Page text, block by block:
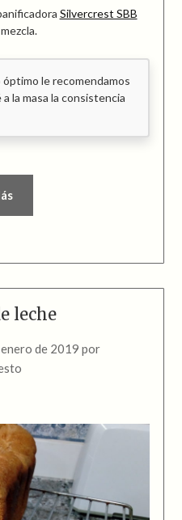
Silvercrest SBB
le recomendamos
la masa la consistencia
leche
de 2019 por